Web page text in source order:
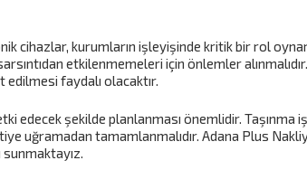
cihazlar, kurumların işleyişinde kritik bir rol
etkilenmemeleri için önlemler
edilmesi faydalı olacaktır.
edecek şekilde planlanması önemlidir. Taşınma
uğramadan tamamlanmalıdır. Adana Plus
sunmaktayız.